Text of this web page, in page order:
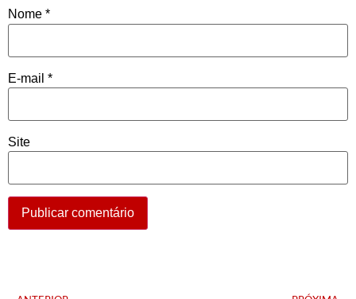
Nome *
E-mail *
Site